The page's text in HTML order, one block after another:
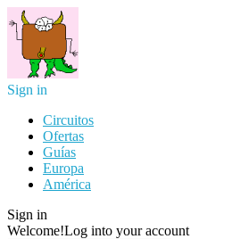
Sign in
Circuitos
Ofertas
Guías
Europa
América
Sign in
Welcome!Log into your account